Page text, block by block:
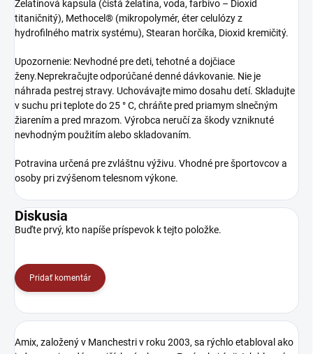
Želatínová kapsula (čistá želatína, voda, farbivo – Dioxid
titaničnitý), Methocel® (mikropolymér, éter celulózy z
hydrofilného matrix systému), Stearan horčíka, Dioxid kremičitý.
Upozornenie: Nevhodné pre deti, tehotné a dojčiace
ženy.Neprekračujte odporúčané denné dávkovanie. Nie je
náhrada pestrej stravy. Uchovávajte mimo dosahu detí. Skladujte
v suchu pri teplote do 25 ° C, chráňte pred priamym slnečným
žiarením a pred mrazom. Výrobca neručí za škody vzniknuté
nevhodným použitím alebo skladovaním.
Potravina určená pre zvláštnu výživu. Vhodné pre športovcov a
osoby pri zvýšenom telesnom výkone.
Diskusia
Buďte prvý, kto napíše príspevok k tejto položke.
Pridať komentár
Amix, založený v Manchestri v roku 2003, sa rýchlo etabloval ako